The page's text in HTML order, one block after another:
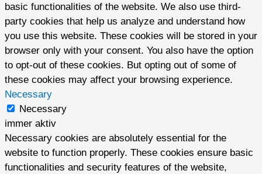
basic functionalities of the website. We also use third-
party cookies that help us analyze and understand how
you use this website. These cookies will be stored in your
browser only with your consent. You also have the option
to opt-out of these cookies. But opting out of some of
these cookies may affect your browsing experience.
Necessary
Necessary
immer aktiv
Necessary cookies are absolutely essential for the
website to function properly. These cookies ensure basic
functionalities and security features of the website,